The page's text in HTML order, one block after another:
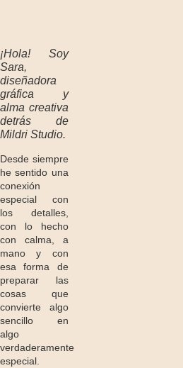
¡Hola! Soy
Sara,
diseñadora
gráfica y
alma creativa
detrás de
Mildri Studio.
Desde siempre
he sentido una
conexión
especial con
los detalles,
con lo hecho
con calma, a
mano y con
esa forma de
preparar las
cosas que
convierte algo
sencillo en
algo
verdaderamente
especial.